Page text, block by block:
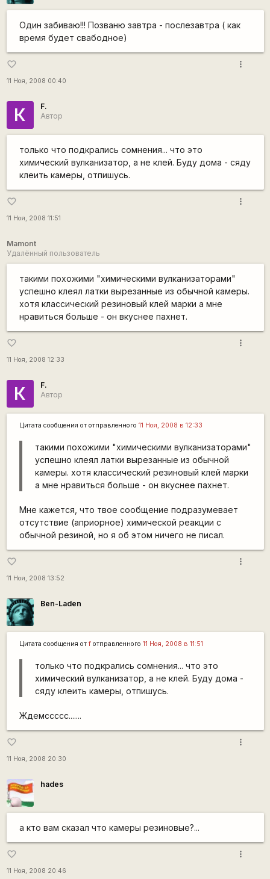
Один забиваю!!! Позваню завтра - послезавтра ( как
время будет свабодное)
favorite_border
11 Ноя, 2008 00:40
more_vert
К
F.
Автор
только что подкрались сомнения... что это
химический вулканизатор, а не клей. Буду дома - сяду
клеить камеры, отпишусь.
favorite_border
11 Ноя, 2008 11:51
more_vert
Mamont
Удалённый пользователь
такими похожими "химическими вулканизаторами"
успешно клеял латки вырезанные из обычной камеры.
хотя классический резиновый клей марки а мне
нравиться больше - он вкуснее пахнет.
favorite_border
11 Ноя, 2008 12:33
more_vert
К
F.
Автор
Цитата сообщения от отправленного 11 Ноя, 2008 в 12:33
такими похожими "химическими вулканизаторами"
успешно клеял латки вырезанные из обычной
камеры. хотя классический резиновый клей марки
а мне нравиться больше - он вкуснее пахнет.
Мне кажется, что твое сообщение подразумевает
отсутствие (априорное) химической реакции с
обычной резиной, но я об этом ничего не писал.
favorite_border
11 Ноя, 2008 13:52
more_vert
Ben-Laden
Цитата сообщения от fотправленного 11 Ноя, 2008 в 11:51
только что подкрались сомнения... что это
химический вулканизатор, а не клей. Буду дома -
сяду клеить камеры, отпишусь.
Ждемссссс.......
favorite_border
11 Ноя, 2008 20:30
more_vert
hades
а кто вам сказал что камеры резиновые?...
favorite_border
11 Ноя, 2008 20:46
more_vert